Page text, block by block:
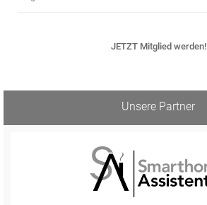
JETZT Mitglied werden!
Unsere Partner